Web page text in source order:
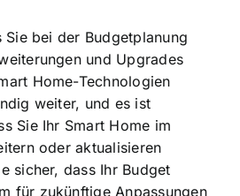
bei der Budgetplanung
und Upgrades
Home-Technologien
weiter, und es ist
Sie Ihr Smart Home im
oder aktualisieren
sicher, dass Ihr Budget
für zukünftige Anpassungen